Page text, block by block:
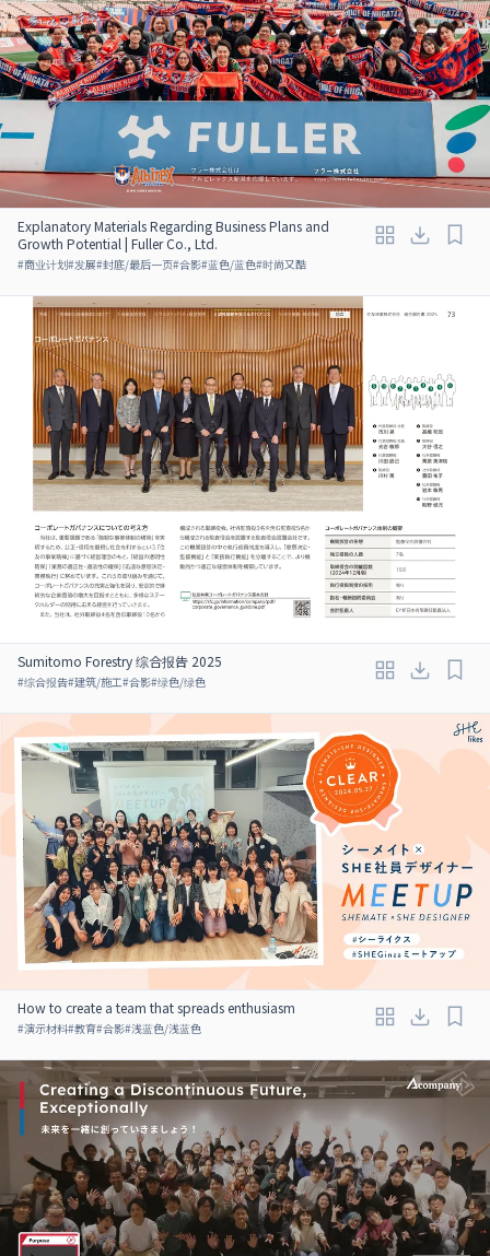
Explanatory Materials Regarding Business Plans and
Growth Potential | Fuller Co., Ltd.
#商业计划#发展#封底/最后一页#合影#蓝色/蓝色#时尚又酷
Sumitomo Forestry 综合报告 2025
#综合报告#建筑/施工#合影#绿色/绿色
How to create a team that spreads enthusiasm
#演示材料#教育#合影#浅蓝色/浅蓝色